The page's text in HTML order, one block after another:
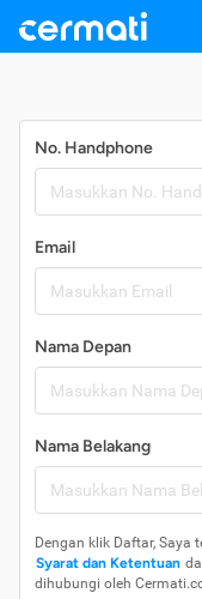
No. Handphone
Email
Nama Depan
Nama Belakang
Dengan klik Daftar, Saya
Syarat dan Ketentuan
dihubungi oleh